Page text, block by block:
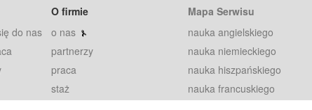
do nas
O firmie
o nas
partnerzy
praca
staż
Mapa Serwisu
nauka angielskiego
nauka niemieckiego
nauka hiszpańskiego
nauka francuskiego